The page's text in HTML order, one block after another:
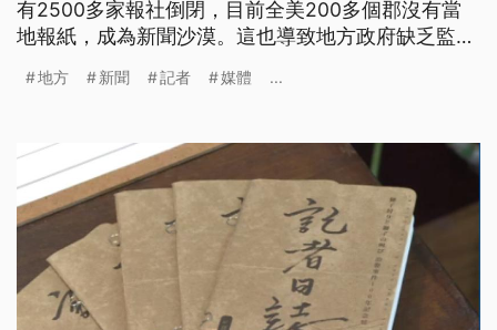
有2500多家報社倒閉，目前全美200多個郡沒有當
地報紙，成為新聞沙漠。這也導致地方政府缺乏監
誤導、操弄，也讓美國面臨更嚴重的兩極化危機。
地方 新聞 記者 媒體 ...